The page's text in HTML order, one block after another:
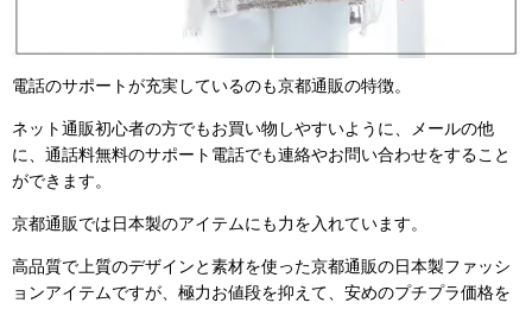
電話のサポートが充実しているのも京都通販の特徴。
ネット通販初心者の方でもお買い物しやすいように、メールの他
に、通話料無料のサポート電話でも連絡やお問い合わせをすること
ができます。
京都通販では日本製のアイテムにも力を入れています。
高品質で上質のデザインと素材を使った京都通販の日本製ファッシ
ョンアイテムですが、極力お値段を抑えて、安めのプチプラ価格を